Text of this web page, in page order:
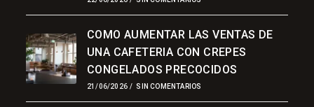
COMO AUMENTAR LAS VENTAS DE
UNA CAFETERIA CON CREPES
CONGELADOS PRECOCIDOS
21/06/2026 / SIN COMENTARIOS